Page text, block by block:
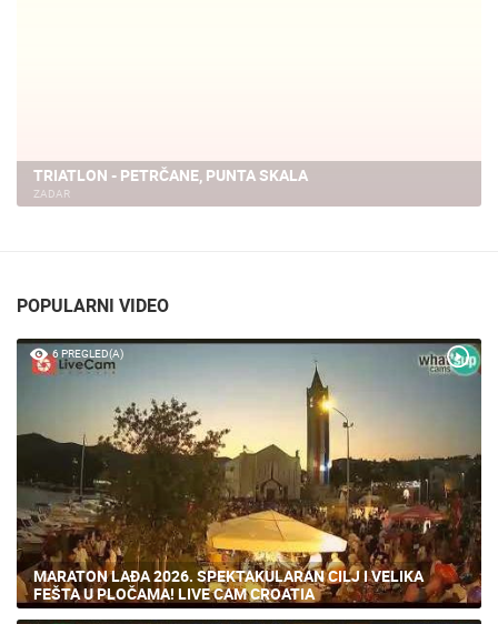
VIR PLAŽA, OKRETNA HD KAMERA
VIR
POPULARNI VIDEO
6 PREGLED(A)
MARATON LAĐA 2026. SPEKTAKULARAN CILJ I VELIKA
FEŠTA U PLOČAMA! LIVE CAM CROATIA